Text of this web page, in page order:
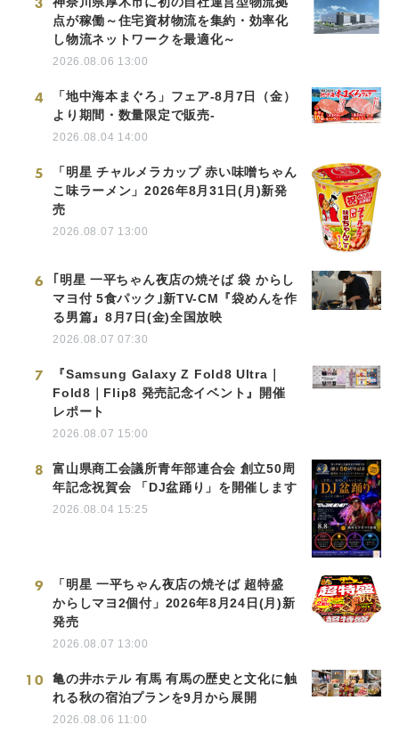
点が稼働～住宅資材物流を集約・効率化
し物流ネットワークを最適化～
2026.08.06 13:00
4
「地中海本まぐろ」フェア-8月7日（金）
より期間・数量限定で販売-
2026.08.04 14:00
5
「明星 チャルメラカップ 赤い味噌ちゃん
こ味ラーメン」2026年8月31日(月)新発
売
2026.08.07 13:00
6
｢明星 一平ちゃん夜店の焼そば 袋 からし
マヨ付 5食パック｣新TV-CM『袋めんを作
る男篇』8月7日(金)全国放映
2026.08.07 07:30
7
『Samsung Galaxy Z Fold8 Ultra｜
Fold8｜Flip8 発売記念イベント』開催
レポート
2026.08.07 15:00
8
富山県商工会議所青年部連合会 創立50周
年記念祝賀会 「DJ盆踊り」を開催します
2026.08.04 15:25
9
「明星 一平ちゃん夜店の焼そば 超特盛
からしマヨ2個付」2026年8月24日(月)新
発売
2026.08.07 13:00
10
亀の井ホテル 有馬 有馬の歴史と文化に触
れる秋の宿泊プランを9月から展開
2026.08.06 11:00